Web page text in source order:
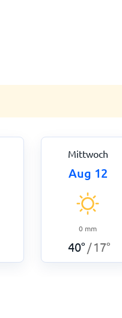
Mittwoch
Aug 12
0 mm
40° / 17°